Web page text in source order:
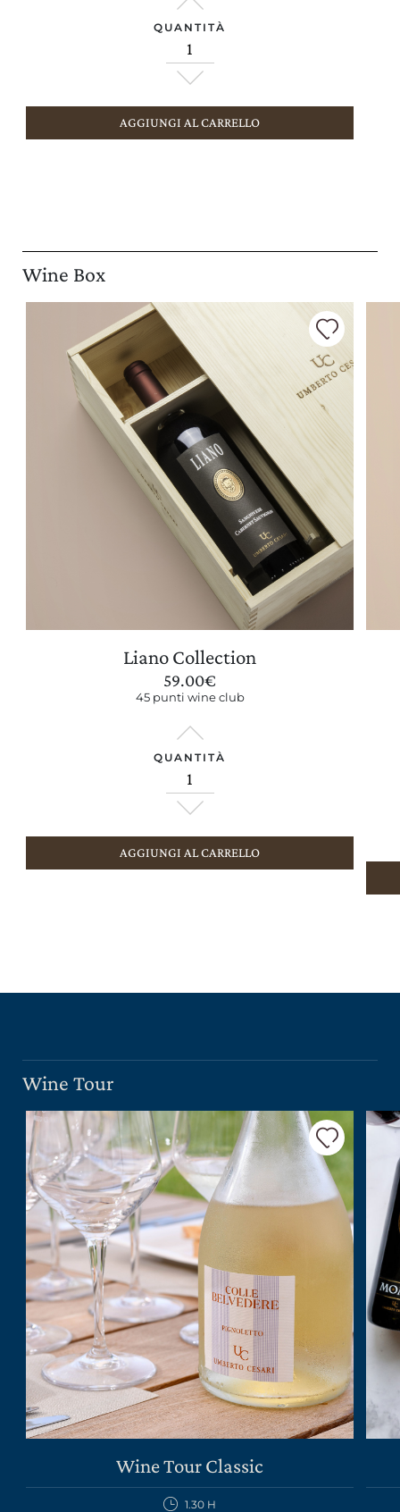
QUANTITÀ
AGGIUNGI AL CARRELLO
Wine Box
Liano Collection
59.00€
45 punti wine club
QUANTITÀ
AGGIUNGI AL CARRELLO
Wine Tour
Wine Tour Classic
1.30 H